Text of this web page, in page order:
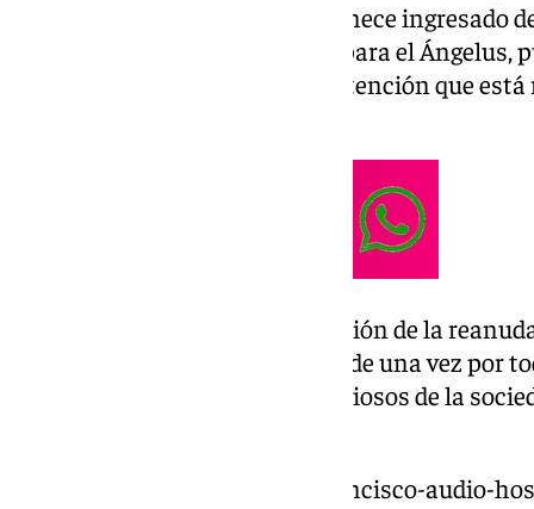
Gemelli de Roma, donde permanece ingresado
discurso que ha dejado escrito para el Ángelus,
que también da gracias por la atención que
«Me he enterado con preocupación de la
partes de Siria: espero que cese de una vez por
los componentes étnicos y religiosos de la
https://www.101tv.es/papa-francisco-audio-